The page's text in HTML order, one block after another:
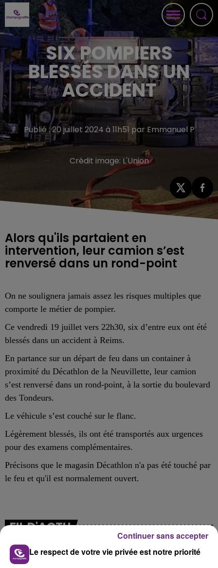
SIX POMPIERS
BLESSÉS DANS UN
ACCIDENT
Publié : 20 juillet 2024 à 11h51 par Emmanuel P
Crédit image: L'Union
Alors qu'ils partaient en
intervention, leur camion s’est
renversé dans un rond-point
On ne soulignera jamais assez les risques multiples que
comporte le métier de pompier.
Ce vendredi 19 juillet vers 22h30, six d’entre eux ont été
blessés dans un accident à Reims.
En partance sur un départ de feu dans un container à
proximité du Décathlon de la Neuvillette, leur camion
s’est renversé dans un rond-point, à la sortie du boulevard
des Tondeurs.
Le véhicule s’est couché sur le flanc.
Légèrement blessés, ils ont été transportés aux urgences
pour des examens complémentaires.
Précisons que le magasin Décathlon n'a pas été touché par
le feu et qu'il est normalement ouvert.
FIL D'ACTU
Le respect de votre vie privée est notre priorité
Continuer sans accepter